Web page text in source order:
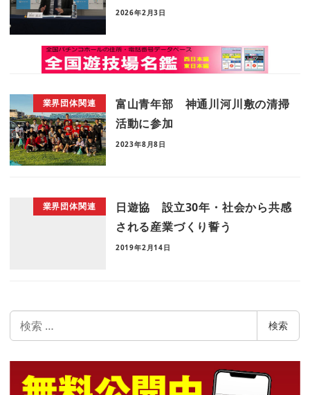
2026年2月3日
業界団体関連
富山青年部 神通川河川敷の清掃
活動に参加
2023年8月8日
業界団体関連
日遊協 設立30年・社会から共感
される産業づくり誓う
2019年2月14日
索
検索